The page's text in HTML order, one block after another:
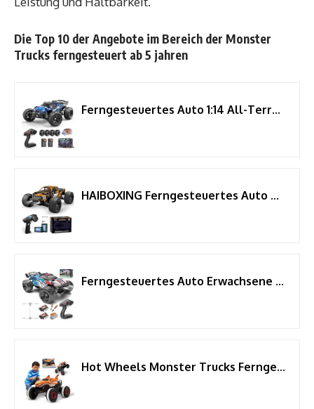
Die Top 10 der Angebote im Bereich der Monster
Trucks ferngesteuert ab 5 jahren
Ferngesteuertes Auto 1:14 All-Terrain RC Auto für Erwachsene & Jungen
HAIBOXING Ferngesteuertes Auto 4WD 1/18 RC Auto Offroad Monstertruck
Ferngesteuertes Auto Erwachsene &Jungen 1:18 , RC Car 4WD monstertruck ferngesteuert Offroad 40 km/h mit Metallgetriebe und 2x 1300mAh Batterien, RC Auto Kompakt für Außenbereich Spielzeug ab 10 jahre
Hot Wheels Monster Trucks Ferngesteuertes Auto Tiger Shark, mit 'Terrain Stomp' Technologie für tierähnliche Bewegungen, Wheelie Modus für Drehen auf 2 Rädern, Spielzeug ab 4 Jahre, HGV87